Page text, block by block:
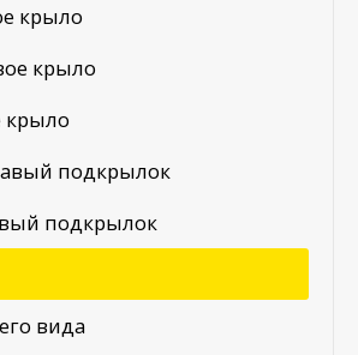
крыло
крыло
крыло
подкрылок
подкрылок
вида